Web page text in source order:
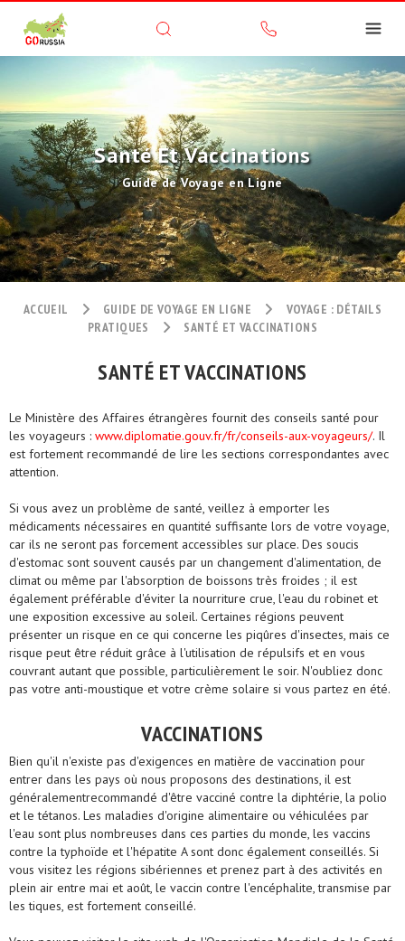
Santé Et Vaccinations
Guide de Voyage en Ligne
ACCUEIL GUIDE DE VOYAGE EN LIGNE
VOYAGE : DÉTAILS
PRATIQUES
SANTÉ ET VACCINATIONS
SANTÉ ET VACCINATIONS
Le Ministère des Affaires étrangères fournit des conseils santé pour
les voyageurs : www.diplomatie.gouv.fr/fr/conseils-aux-voyageurs/. Il
est fortement recommandé de lire les sections correspondantes avec
attention.
Si vous avez un problème de santé, veillez à emporter les
médicaments nécessaires en quantité suffisante lors de votre voyage,
car ils ne seront pas forcement accessibles sur place. Des soucis
d'estomac sont souvent causés par un changement d'alimentation, de
climat ou même par l'absorption de boissons très froides ; il est
également préférable d'éviter la nourriture crue, l'eau du robinet et
une exposition excessive au soleil. Certaines régions peuvent
présenter un risque en ce qui concerne les piqûres d'insectes, mais ce
risque peut être réduit grâce à l'utilisation de répulsifs et en vous
couvrant autant que possible, particulièrement le soir. N'oubliez donc
pas votre anti-moustique et votre crème solaire si vous partez en été.
VACCINATIONS
Bien qu'il n'existe pas d'exigences en matière de vaccination pour
entrer dans les pays où nous proposons des destinations, il est
généralementrecommandé d'être vacciné contre la diphtérie, la polio
et le tétanos. Les maladies d'origine alimentaire ou véhiculées par
l'eau sont plus nombreuses dans ces parties du monde, les vaccins
contre la typhoïde et l'hépatite A sont donc également conseillés. Si
vous visitez les régions sibériennes et prenez part à des activités en
plein air entre mai et août, le vaccin contre l'encéphalite, transmise par
les tiques, est fortement conseillé.